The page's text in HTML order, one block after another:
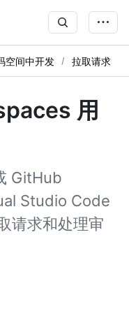
空间中开发 拉取请求
用
GitHub
Studio Code
请求和处理审